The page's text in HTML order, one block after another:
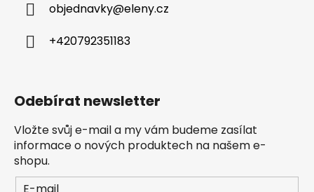
objednavky@eleny.cz
+420792351183
Odebírat newsletter
Vložte svůj e-mail a my vám budeme zasílat
informace o nových produktech na našem e-
shopu.
E-mail